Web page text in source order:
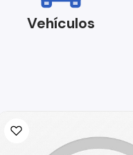
Vehículos